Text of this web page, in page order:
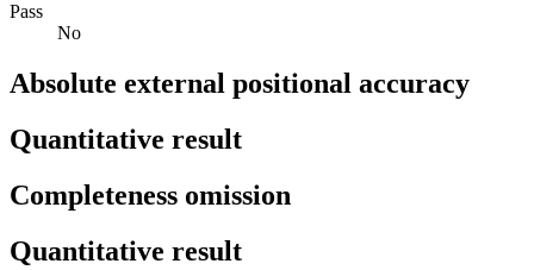
Pass
No
Absolute external positional accuracy
Quantitative result
Completeness omission
Quantitative result